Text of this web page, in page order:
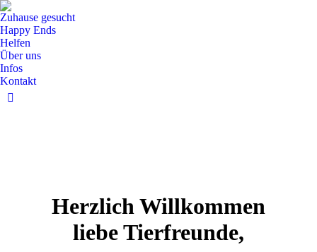
Zuhause gesucht
Happy Ends
Helfen
Über uns
Infos
Kontakt
Facebook
Herzlich Willkommen
liebe Tierfreunde,